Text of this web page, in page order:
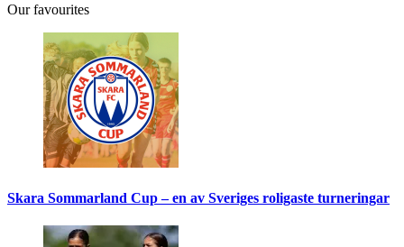
Our favourites
Skara Sommarland Cup – en av Sveriges roligaste turneringar